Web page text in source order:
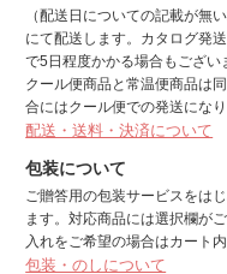
（配送日についての記載が無
にて配送します。カタログ発
で5日程度かかる場合もござい
クール便商品と常温便商品は
合にはクール便での発送になり
配送・送料・決済について
包装について
ご贈答用の包装サービスをは
ます。対応商品には選択欄が
入れをご希望の場合はカート
包装・のしについて